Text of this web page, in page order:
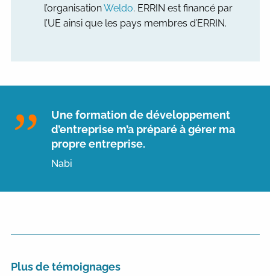
l’organisationWeldo. ERRIN est financé par
l’UE ainsi que les pays membres d’ERRIN.
Une formation de développement
d’entreprise m’a préparé à gérer ma
propre entreprise.
Nabi
Plus de témoignages